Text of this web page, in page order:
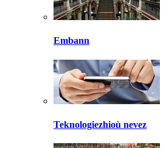
Embann
Teknologiezhioù nevez